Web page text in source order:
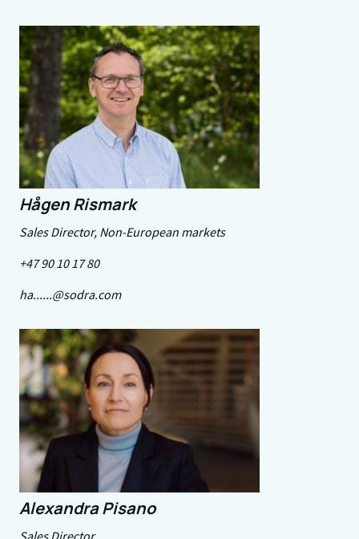
Hågen Rismark
Sales Director, Non-European markets
+47 90 10 17 80
ha......@sodra.com
Alexandra Pisano
Sales Director